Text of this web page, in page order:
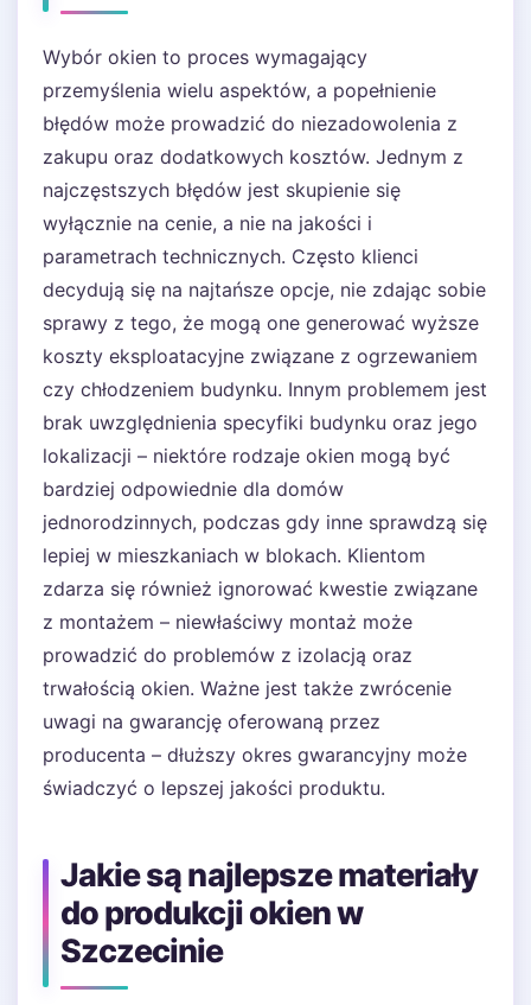
Wybór okien to proces wymagający
przemyślenia wielu aspektów, a popełnienie
błędów może prowadzić do niezadowolenia z
zakupu oraz dodatkowych kosztów. Jednym z
najczęstszych błędów jest skupienie się
wyłącznie na cenie, a nie na jakości i
parametrach technicznych. Często klienci
decydują się na najtańsze opcje, nie zdając sobie
sprawy z tego, że mogą one generować wyższe
koszty eksploatacyjne związane z ogrzewaniem
czy chłodzeniem budynku. Innym problemem jest
brak uwzględnienia specyfiki budynku oraz jego
lokalizacji – niektóre rodzaje okien mogą być
bardziej odpowiednie dla domów
jednorodzinnych, podczas gdy inne sprawdzą się
lepiej w mieszkaniach w blokach. Klientom
zdarza się również ignorować kwestie związane
z montażem – niewłaściwy montaż może
prowadzić do problemów z izolacją oraz
trwałością okien. Ważne jest także zwrócenie
uwagi na gwarancję oferowaną przez
producenta – dłuższy okres gwarancyjny może
świadczyć o lepszej jakości produktu.
Jakie są najlepsze materiały
do produkcji okien w
Szczecinie